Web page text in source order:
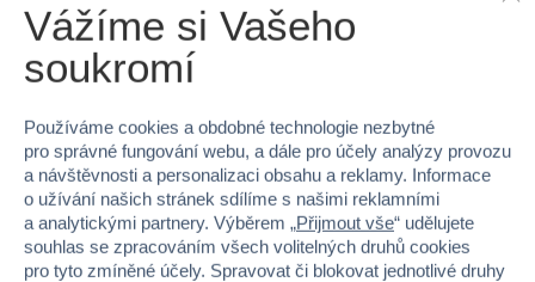
EAN 4001167832868
Kód produktu
Značka Zapf Creation
Řada BABY born®
Věk od 3
Vážíme si Vašeho
soukromí
Používáme cookies a obdobné technologie nezbytné
pro správné fungování webu, a dále pro účely analýzy provozu
a návštěvnosti a personalizaci obsahu a reklamy. Informace
o užívání našich stránek sdílíme s našimi reklamními
a analytickými partnery. Výběrem „Přijmout vše“ udělujete
souhlas se zpracováním všech volitelných druhů cookies
pro tyto zmíněné účely. Spravovat či blokovat jednotlivé druhy